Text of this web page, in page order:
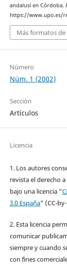
andalusí en Córdoba.
https://www.upo.es/
Más formatos de
Número
Núm. 1 (2002)
Sección
Artículos
Licencia
1. Los autores
revista el derecho
bajo una licencia “
3.0 España” (CC-
2. Esta licencia
comunicar
siempre y cuando
con fines